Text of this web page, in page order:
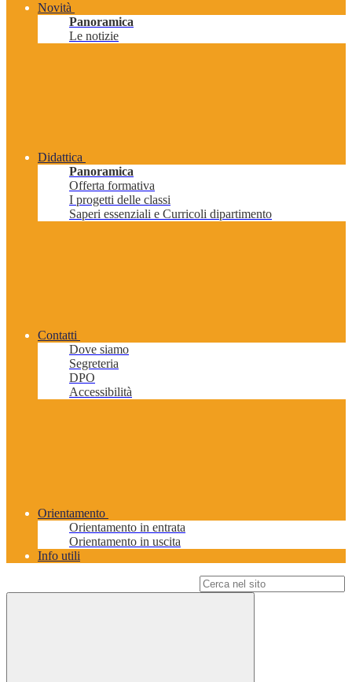
Novità
Panoramica
Le notizie
Didattica
Panoramica
Offerta formativa
I progetti delle classi
Saperi essenziali e Curricoli dipartimento
Contatti
Dove siamo
Segreteria
DPO
Accessibilità
Orientamento
Orientamento in entrata
Orientamento in uscita
Info utili